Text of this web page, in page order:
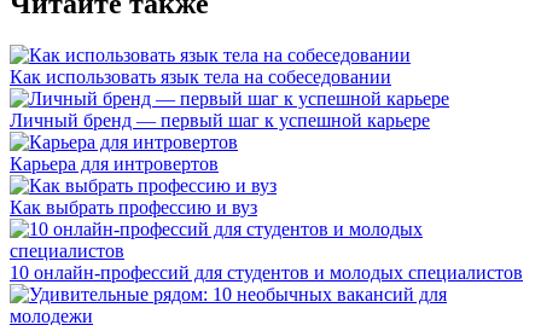
Как использовать язык тела на собеседовании
Личный бренд — первый шаг к успешной карьере
Карьера для интровертов
Как выбрать профессию и вуз
10 онлайн-профессий для студентов и молодых специалистов